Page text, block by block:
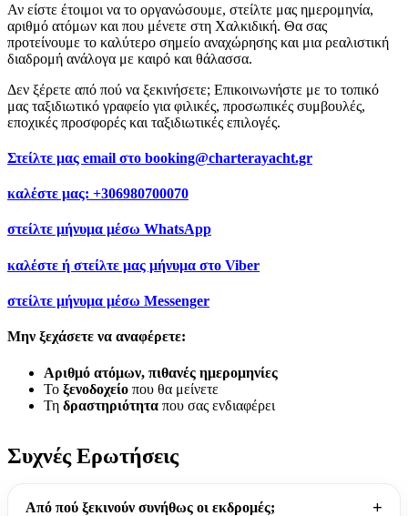
Αν είστε έτοιμοι να το οργανώσουμε, στείλτε μας ημερομηνία,
αριθμό ατόμων και που μένετε στη Χαλκιδική. Θα σας
προτείνουμε το καλύτερο σημείο αναχώρησης και μια ρεαλιστική
διαδρομή ανάλογα με καιρό και θάλασσα.
Δεν ξέρετε από πού να ξεκινήσετε; Επικοινωνήστε με το τοπικό
μας ταξιδιωτικό γραφείο για φιλικές, προσωπικές συμβουλές,
εποχικές προσφορές και ταξιδιωτικές επιλογές.
Στείλτε μας email στο booking@charterayacht.gr
καλέστε μας: +306980700070
στείλτε μήνυμα μέσω WhatsApp
καλέστε ή στείλτε μας μήνυμα στο Viber
στείλτε μήνυμα μέσω Messenger
Μην ξεχάσετε να αναφέρετε:
Αριθμό ατόμων, πιθανές ημερομηνίες
Το ξενοδοχείο που θα μείνετε
Τη δραστηριότητα που σας ενδιαφέρει
Συχνές Ερωτήσεις
Από πού ξεκινούν συνήθως οι εκδρομές;